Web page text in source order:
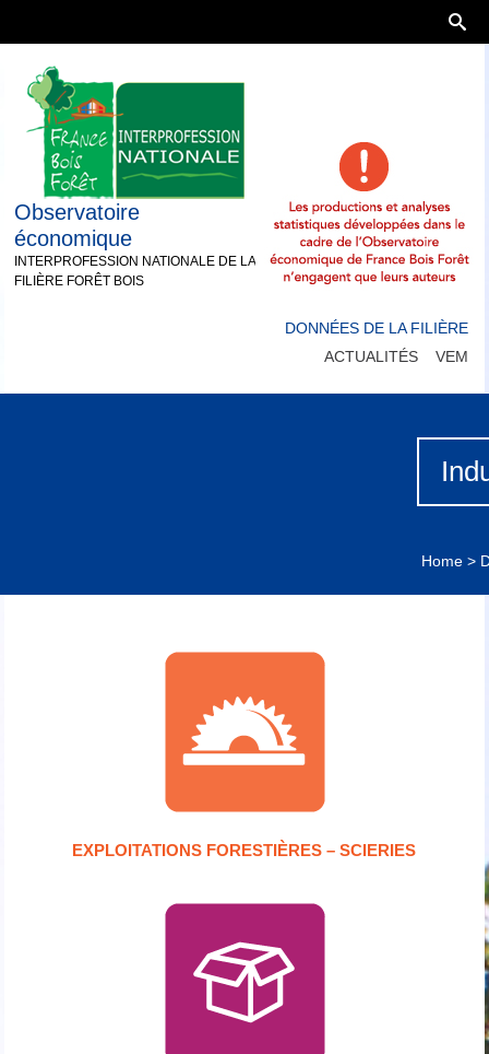
Observatoire
économique
INTERPROFESSION NATIONALE DE LA
FILIÈRE FORÊT BOIS
DONNÉES DE LA FILIÈRE
ACTUALITÉS
VEM
Home>
EXPLOITATIONS FORESTIÈRES – SCIERIES